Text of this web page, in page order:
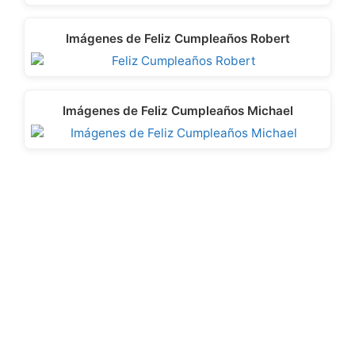
Imágenes de Feliz Cumpleaños Robert
Imágenes de Feliz Cumpleaños Michael